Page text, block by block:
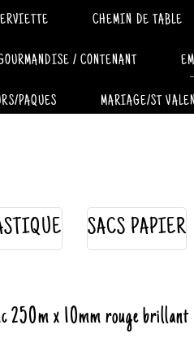
CHEMIN DE TABLE
/ CONTENANT
PAQUES MARIAGE/ST
SACS PAPIER
250m x 10mm rouge brillant